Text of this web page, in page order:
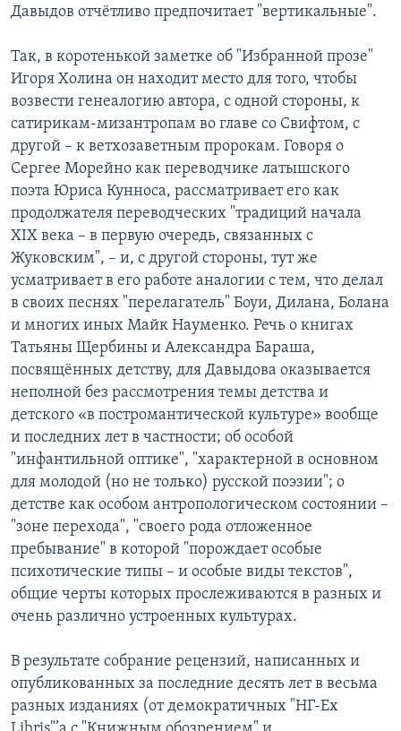
Давыдов отчётливо предпочитает "вертикальные".
Так, в коротенькой заметке об "Избранной прозе"
Игоря Холина он находит место для того, чтобы
возвести генеалогию автора, с одной стороны, к
сатирикам-мизантропам во главе со Свифтом, с
другой – к ветхозаветным пророкам. Говоря о
Сергее Морейно как переводчике латышского
поэта Юриса Кунноса, рассматривает его как
продолжателя переводческих "традиций начала
XIX века – в первую очередь, связанных с
Жуковским", – и, с другой стороны, тут же
усматривает в его работе аналогии с тем, что делал
в своих песнях "перелагатель" Боуи, Дилана, Болана
и многих иных Майк Науменко. Речь о книгах
Татьяны Щербины и Александра Бараша,
посвящённых детству, для Давыдова оказывается
неполной без рассмотрения темы детства и
детского «в постромантической культуре» вообще
и последних лет в частности; об особой
"инфантильной оптике", "характерной в основном
для молодой (но не только) русской поэзии"; о
детстве как особом антропологическом состоянии –
"зоне перехода", "своего рода отложенное
пребывание" в которой "порождает особые
психотические типы – и особые виды текстов",
общие черты которых прослеживаются в разных и
очень различно устроенных культурах.
В результате собрание рецензий, написанных и
опубликованных за последние десять лет в весьма
разных изданиях (от демократичных "НГ-Ex